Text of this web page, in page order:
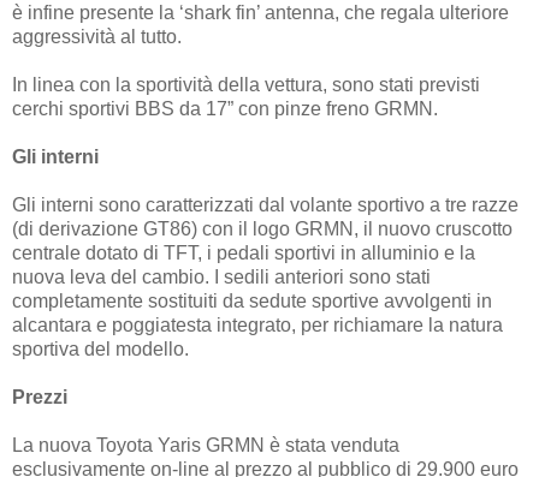
è infine presente la ‘shark fin’ antenna, che regala ulteriore
aggressività al tutto.
In linea con la sportività della vettura, sono stati previsti
cerchi sportivi BBS da 17” con pinze freno GRMN.
Gli interni
Gli interni sono caratterizzati dal volante sportivo a tre razze
(di derivazione GT86) con il logo GRMN, il nuovo cruscotto
centrale dotato di TFT, i pedali sportivi in alluminio e la
nuova leva del cambio. I sedili anteriori sono stati
completamente sostituiti da sedute sportive avvolgenti in
alcantara e poggiatesta integrato, per richiamare la natura
sportiva del modello.
Prezzi
La nuova Toyota Yaris GRMN è stata venduta
esclusivamente on-line al prezzo al pubblico di 29.900 euro